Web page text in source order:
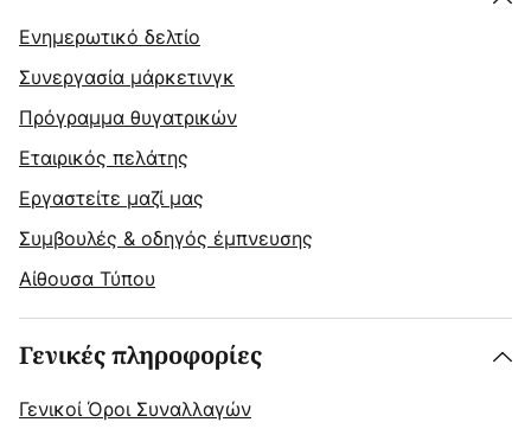
Ενημερωτικό δελτίο
Συνεργασία μάρκετινγκ
Πρόγραμμα θυγατρικών
Εταιρικός πελάτης
Εργαστείτε μαζί μας
Συμβουλές & οδηγός έμπνευσης
Αίθουσα Τύπου
Γενικές πληροφορίες
Γενικοί Όροι Συναλλαγών